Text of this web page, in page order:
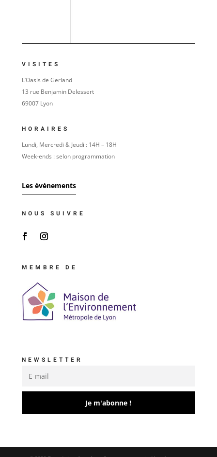
VISITES
L’Oasis de Gerland
13 rue Benjamin Delessert
69007 Lyon
HORAIRES
Lundi, Mercredi & Jeudi : 14H – 18H
Week-ends : selon programmation
Les événements
NOUS SUIVRE
MEMBRE DE
NEWSLETTER
Je m'abonne !